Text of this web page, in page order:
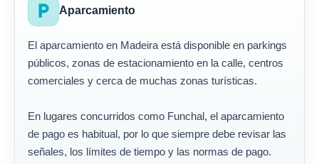
local_parking Aparcamiento
El aparcamiento en Madeira está disponible en parkings
públicos, zonas de estacionamiento en la calle, centros
comerciales y cerca de muchas zonas turísticas.
En lugares concurridos como Funchal, el aparcamiento
de pago es habitual, por lo que siempre debe revisar las
señales, los límites de tiempo y las normas de pago.